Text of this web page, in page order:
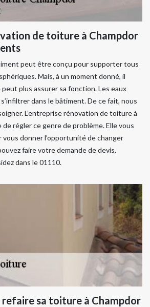
de toiture à Champdor
peut être conçu pour supporter tous
Mais, à un moment donné, il
peut plus assurer sa fonction. Les eaux
dans le bâtiment. De ce fait, nous
L’entreprise rénovation de toiture à
régler ce genre de problème. Elle vous
donner l’opportunité de changer
faire votre demande de devis,
dans le 01110.
sa toiture à Champdor